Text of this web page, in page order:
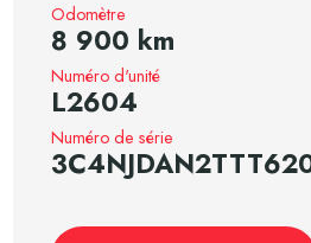
Odomètre
8 900 km
Numéro d'unité
L2604
Numéro de série